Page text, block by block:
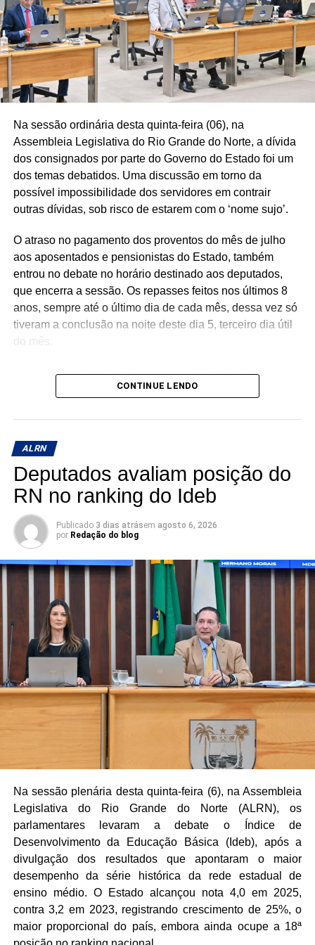
brasileiros.
Participaram do debate os deputados Coronel Azevedo
(PL) e Isolda Dantas (PT).
Na sessão ordinária desta quinta-feira (06), na
Assembleia Legislativa do Rio Grande do Norte, a dívida
dos consignados por parte do Governo do Estado foi um
dos temas debatidos. Uma discussão em torno da
possível impossibilidade dos servidores em contrair
outras dívidas, sob risco de estarem com o ‘nome sujo’.
O atraso no pagamento dos proventos do mês de julho
aos aposentados e pensionistas do Estado, também
entrou no debate no horário destinado aos deputados,
que encerra a sessão. Os repasses feitos nos últimos 8
anos, sempre até o último dia de cada mês, dessa vez só
tiveram a conclusão na noite deste dia 5, terceiro dia útil
do mês.
Problemas referentes à segurança pública, educação e
saúde, em Mossoró, também entraram na pauta. No
pronunciou.
CONTINUE LENDO
ALRN
Deputados avaliam posição do
RN no ranking do Ideb
Publicado 3 dias atrásem agosto 6, 2026
por Redação do blog
Na sessão plenária desta quinta-feira (6), na Assembleia
Legislativa do Rio Grande do Norte (ALRN), os
parlamentares levaram a debate o Índice de
Desenvolvimento da Educação Básica (Ideb), após a
divulgação dos resultados que apontaram o maior
desempenho da série histórica da rede estadual de
ensino médio. O Estado alcançou nota 4,0 em 2025,
contra 3,2 em 2023, registrando crescimento de 25%, o
maior proporcional do país, embora ainda ocupe a 18ª